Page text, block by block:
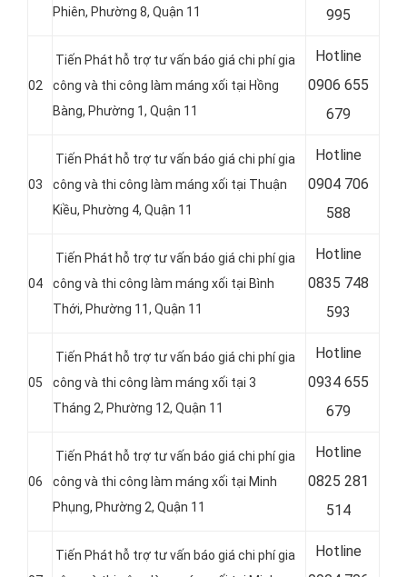
Phiên, Phường 8, Quận 11
995
02
Tiến Phát hỗ trợ tư vấn báo giá chi phí gia
công và thi công làm máng xối tại Hồng
Bàng, Phường 1, Quận 11
Hotline
0906 655
679
03
Tiến Phát hỗ trợ tư vấn báo giá chi phí gia
công và thi công làm máng xối tại Thuận
Kiều, Phường 4, Quận 11
Hotline
0904 706
588
04
Tiến Phát hỗ trợ tư vấn báo giá chi phí gia
công và thi công làm máng xối tại Bình
Thới, Phường 11, Quận 11
Hotline
0835 748
593
05
Tiến Phát hỗ trợ tư vấn báo giá chi phí gia
công và thi công làm máng xối tại 3
Tháng 2, Phường 12, Quận 11
Hotline
0934 655
679
06
Tiến Phát hỗ trợ tư vấn báo giá chi phí gia
công và thi công làm máng xối tại Minh
Phụng, Phường 2, Quận 11
Hotline
0825 281
514
Tiến Phát hỗ trợ tư vấn báo giá chi phí gia
Hotline